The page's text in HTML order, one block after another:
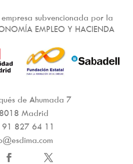
empresa subvencionada por la
EMPLEO Y HACIENDA
de Ahumada 7
Madrid
91 827 64 11